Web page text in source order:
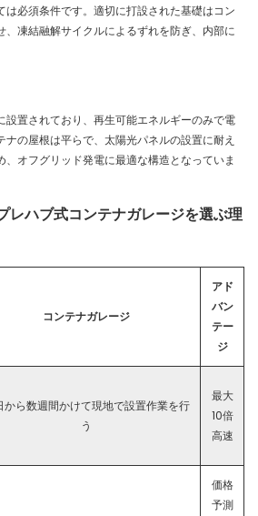
は必須条件です。適切に打設された基礎はコン
、凍結融解サイクルによるずれを防ぎ、内部に
設置されており、再生可能エネルギーのみで電
の屋根は平らで、太陽光パネルの設置に耐え
、オフグリッド発電に最適な構造となっていま
レハブ式コンテナガレージを選ぶ理
コンテナガレージ
アド
バン
テー
ジ
から数週間かけて現地で設置作業を行
う
最大
10倍
高速
価格
予測